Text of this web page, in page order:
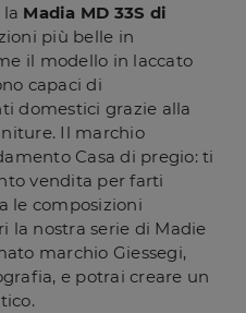
Madia MD 33S di
più belle in
il modello in laccato
capaci di
domestici grazie alla
Il marchio
Casa di pregio: ti
vendita per farti
le composizioni
la nostra serie di Madie
marchio Giessegi,
e potrai creare un